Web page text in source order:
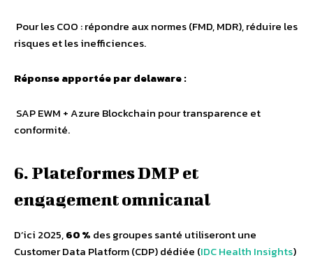
Pour les COO : répondre aux normes (FMD, MDR), réduire les
risques et les inefficiences.
Réponse apportée par delaware :
SAP EWM + Azure Blockchain pour transparence et
conformité.
6. Plateformes DMP et
engagement omnicanal
D’ici 2025,60 % des groupes santé utiliseront une
Customer Data Platform (CDP) dédiée (IDC Health Insights)